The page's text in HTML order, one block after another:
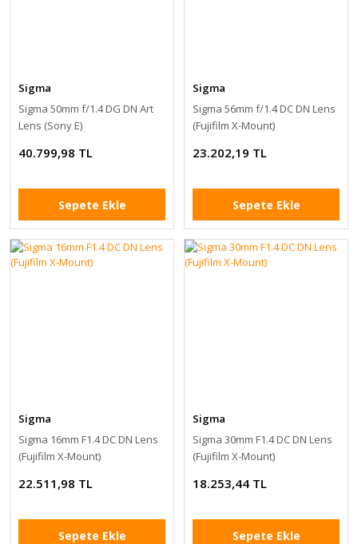
Sigma
Sigma 50mm f/1.4 DG DN Art
Lens (Sony E)
40.799,98 TL
Sepete Ekle
Sigma
Sigma 56mm f/1.4 DC DN Lens
(Fujifilm X-Mount)
23.202,19 TL
Sepete Ekle
Sigma
Sigma 16mm F1.4 DC DN Lens
(Fujifilm X-Mount)
22.511,98 TL
Sepete Ekle
Sigma
Sigma 30mm F1.4 DC DN Lens
(Fujifilm X-Mount)
18.253,44 TL
Sepete Ekle